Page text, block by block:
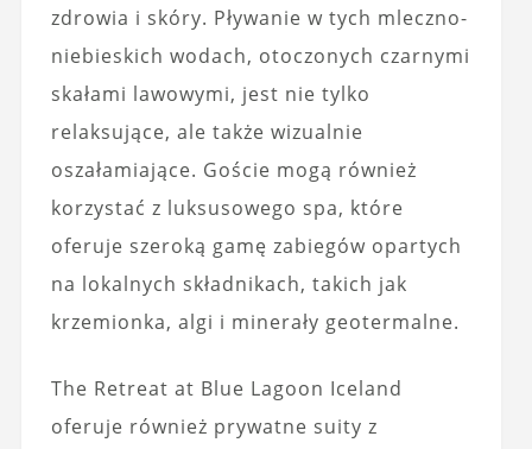
zdrowia i skóry. Pływanie w tych mleczno-
niebieskich wodach, otoczonych czarnymi
skałami lawowymi, jest nie tylko
relaksujące, ale także wizualnie
oszałamiające. Goście mogą również
korzystać z luksusowego spa, które
oferuje szeroką gamę zabiegów opartych
na lokalnych składnikach, takich jak
krzemionka, algi i minerały geotermalne.
The Retreat at Blue Lagoon Iceland
oferuje również prywatne suity z